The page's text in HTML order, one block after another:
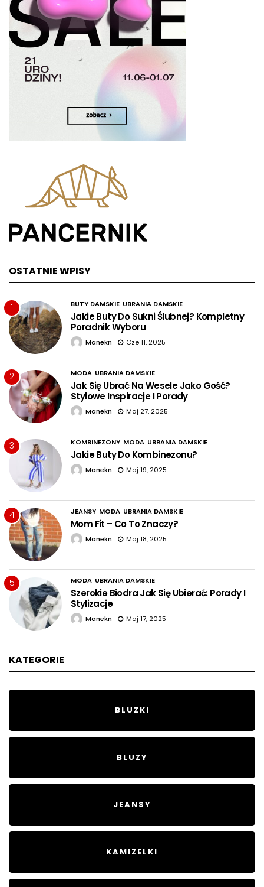
OSTATNIE WPISY
1 BUTY DAMSKIE UBRANIA DAMSKIE
Jakie Buty Do Sukni Ślubnej? Kompletny
Poradnik Wyboru
Manekn Cze 11, 2025
2 MODA UBRANIA DAMSKIE
Jak Się Ubrać Na Wesele Jako Gość?
Stylowe Inspiracje I Porady
Manekn Maj 27, 2025
3 KOMBINEZONY MODA UBRANIA DAMSKIE
Jakie Buty Do Kombinezonu?
Manekn Maj 19, 2025
4 JEANSY MODA UBRANIA DAMSKIE
Mom Fit – Co To Znaczy?
Manekn Maj 18, 2025
5 MODA UBRANIA DAMSKIE
Szerokie Biodra Jak Się Ubierać: Porady I
Stylizacje
Manekn Maj 17, 2025
KATEGORIE
BLUZKI
BLUZY
JEANSY
KAMIZELKI